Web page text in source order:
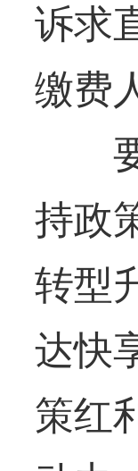
诉求
缴费
要
持政
转型
达快
策红